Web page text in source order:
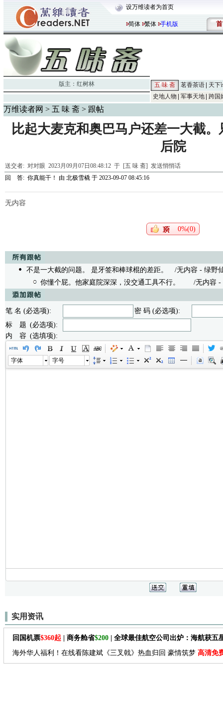
设万维读者为首页
简体 繁体 手机版 首
版主： 红树林 五 味 斋 茗香茶语
天下
史地人物
军事天地 跨国
万维读者网 > 五 味 斋 > 跟帖
比起大麦克和奥巴马户还差一大截
后院
送交者: 对对眼 2023月09月07日08:48:12 于 [五 味 斋] 发送悄悄话
回 答: 你真能干！ 由 北极雪橇 于 2023-09-07 08:45:16
无内容
0%(0)
不是一大截的问题。 是牙签和棒球棍的差距。
/无内容 - 绿野
你懂个屁。他家庭院深深，没交通工具不行。
/无内容 -
笔 名 (必选项):
密 码 (必选项):
标 题 (必选项):
内 容 (选填项):
字体 字号
实用资讯
回国机票$360起 | 商务舱省$200 | 全球最佳航空公司出炉：海航获五
海外华人福利！在线看陈建斌《三叉戟》热血归回 豪情筑梦 高清免